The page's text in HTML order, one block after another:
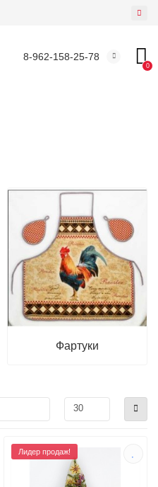
8-962-158-25-78
0
Фартуки
Лидер продаж!